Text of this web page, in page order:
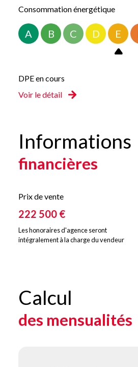
Consommation énergétique
A B C D E
DPE en cours
Voir le détail
Informations
financières
Prix de vente
222 500 €
Les honoraires d'agence seront
intégralement à la charge du vendeur
Calcul
des mensualités